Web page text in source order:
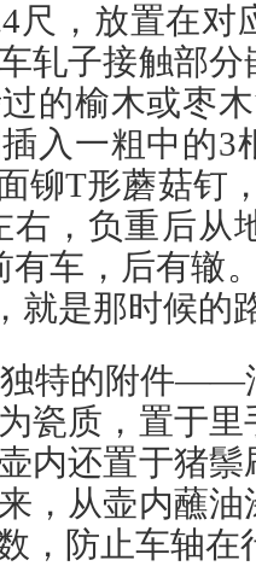
尺，放置在
轧子接触部
的榆木或枣
入一粗中的3
铆T形蘑菇钉
右，负重后从
有车，后有辙
就是那时候的
特的附件——
瓷质，置于
内还置于猪
，从壶内蘸
，防止车轴在